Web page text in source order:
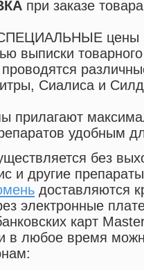
при заказе
цены
выписки
проводятся
Сиалиса и
прилагают
удобным
без
и другие
доставляются
электронные
карт
в любое время